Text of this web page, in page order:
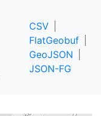
CSV
FlatGeobuf
GeoJSON
JSON-FG